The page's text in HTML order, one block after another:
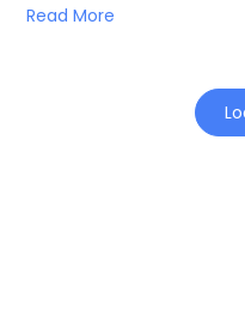
Read More